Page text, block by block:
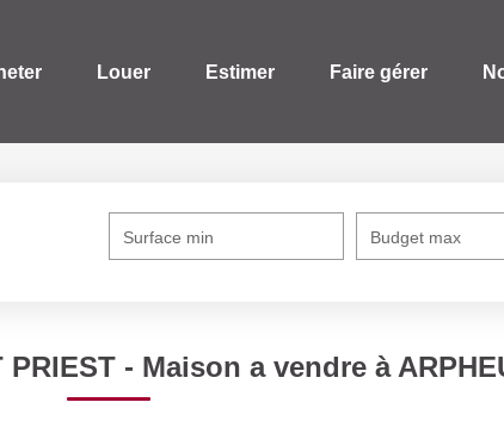
Louer Estimer Faire gérer
Surface min Budget max
- Maison a vendre à